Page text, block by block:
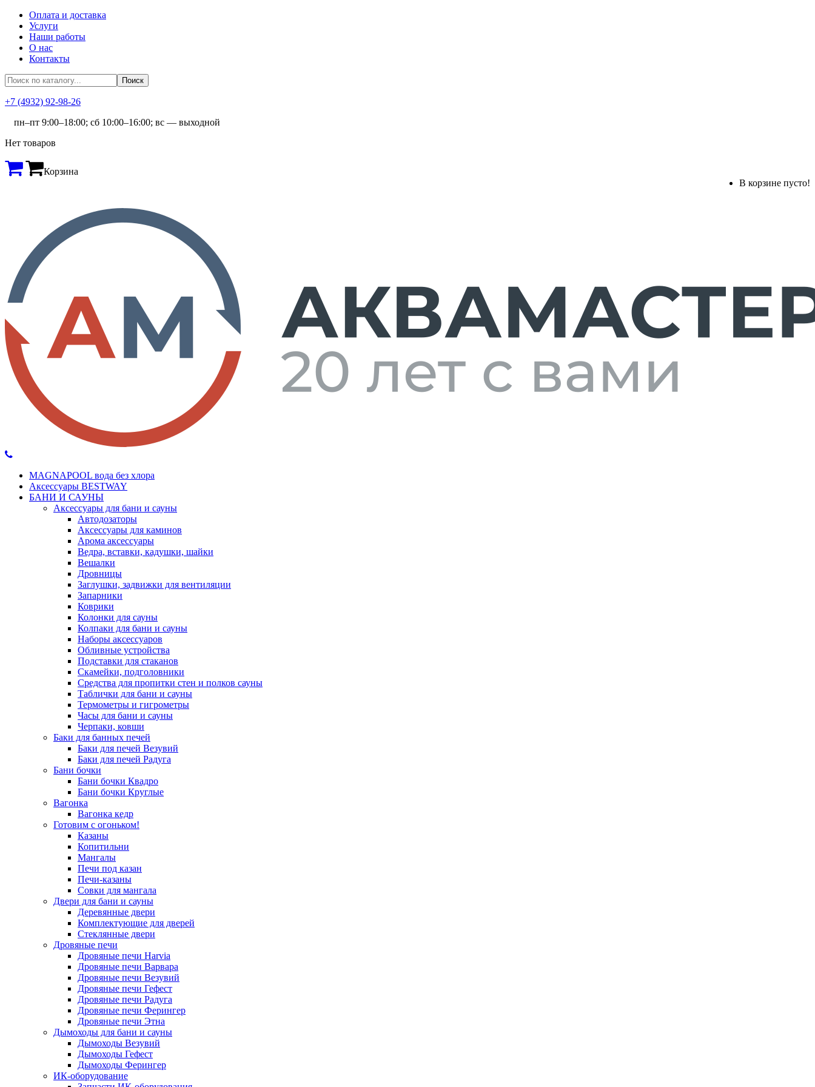
Оплата и доставка
Услуги
Наши работы
О нас
Контакты
+7 (4932) 92-98-26
пн–пт 9:00–18:00; сб 10:00–16:00; вс — выходной
Нет товаров
Корзина
В корзине пусто!
MAGNAPOOL вода без хлора
Аксессуары BESTWAY
БАНИ И САУНЫ
Аксессуары для бани и сауны
Автодозаторы
Аксессуары для каминов
Арома аксессуары
Ведра, вставки, кадушки, шайки
Вешалки
Дровницы
Заглушки, задвижки для вентиляции
Запарники
Коврики
Колонки для сауны
Колпаки для бани и сауны
Наборы аксессуаров
Обливные устройства
Подставки для стаканов
Скамейки, подголовники
Средства для пропитки стен и полков сауны
Таблички для бани и сауны
Термометры и гигрометры
Часы для бани и сауны
Черпаки, ковши
Баки для банных печей
Баки для печей Везувий
Баки для печей Радуга
Бани бочки
Бани бочки Квадро
Бани бочки Круглые
Вагонка
Вагонка кедр
Готовим с огоньком!
Казаны
Копитильни
Мангалы
Печи под казан
Печи-казаны
Совки для мангала
Двери для бани и сауны
Деревянные двери
Комплектующие для дверей
Стеклянные двери
Дровяные печи
Дровяные печи Harvia
Дровяные печи Варвара
Дровяные печи Везувий
Дровяные печи Гефест
Дровяные печи Радуга
Дровяные печи Ферингер
Дровяные печи Этна
Дымоходы для бани и сауны
Дымоходы Везувий
Дымоходы Гефест
Дымоходы Ферингер
ИК-оборудование